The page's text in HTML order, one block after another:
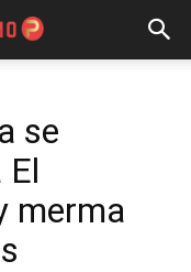
se
merma